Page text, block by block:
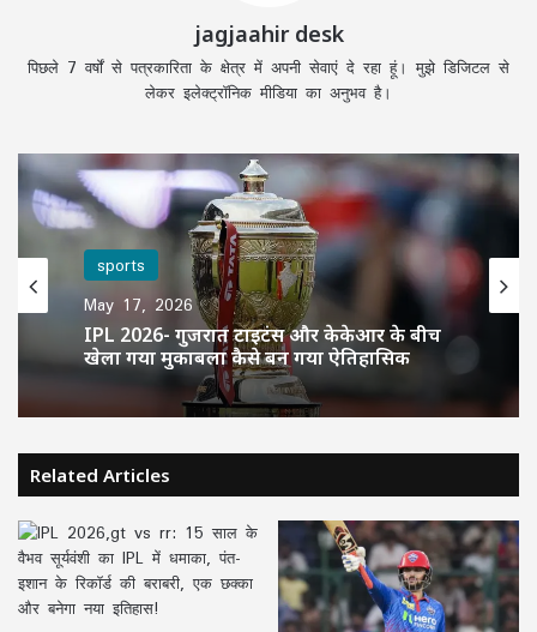
jagjaahir desk
पिछले 7 वर्षों से पत्रकारिता के क्षेत्र में अपनी सेवाएं दे रहा हूं। मुझे डिजिटल से
लेकर इलेक्ट्रॉनिक मीडिया का अनुभव है।
sports
May 17, 2026
IPL 2026- गुजरात टाइटंस और केकेआर के बीच
खेला गया मुकाबला कैसे बन गया ऐतिहासिक
Related Articles